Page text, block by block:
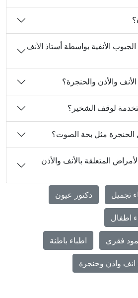
الأنفية بواسطة أستاذ الأنف
والأذن والحنجرة؟
لوقف الشخير؟
مثل بحة الصوت؟
المتعلقة بالأنف والأذن
تجميل دكتور عيون
اطفال
فقري اطباء باطنة
انف واذن وحنجرة